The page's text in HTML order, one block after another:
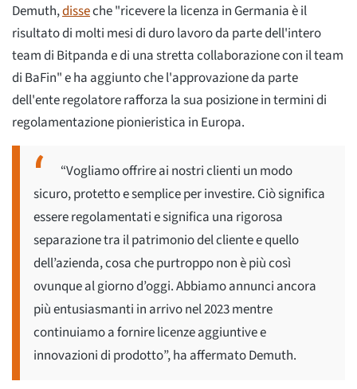
Demuth,disseche "ricevere la licenza in Germania è il
risultato di molti mesi di duro lavoro da parte dell'intero
team di Bitpanda e di una stretta collaborazione con il team
di BaFin" e ha aggiunto che l'approvazione da parte
dell'ente regolatore rafforza la sua posizione in termini di
regolamentazione pionieristica in Europa.
“Vogliamo offrire ai nostri clienti un modo
sicuro, protetto e semplice per investire. Ciò significa
essere regolamentati e significa una rigorosa
separazione tra il patrimonio del cliente e quello
dell’azienda, cosa che purtroppo non è più così
ovunque al giorno d’oggi. Abbiamo annunci ancora
più entusiasmanti in arrivo nel 2023 mentre
continuiamo a fornire licenze aggiuntive e
innovazioni di prodotto”, ha affermato Demuth.